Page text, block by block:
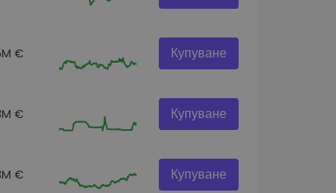
€ Купуване
€ Купуване
€ Купуване